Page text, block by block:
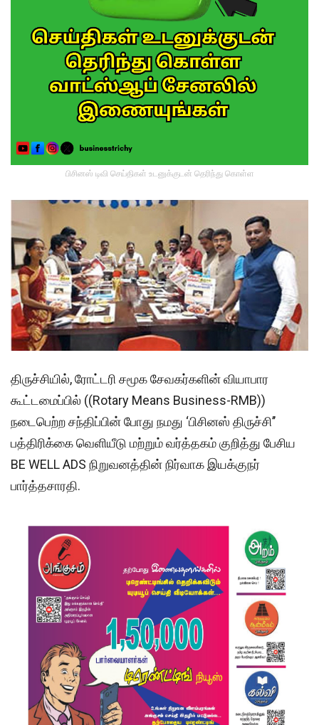
பிசினஸ் டிவி செய்திகள் உடனுக்குடன் தெரிந்து கொள்ள
திருச்சியில், ரோட்டரி சமூக சேவகர்களின் வியாபார
கூட்டமைப்பில் ((Rotary Means Business-RMB))
நடைபெற்ற சந்திப்பின் போது நமது ‘பிசினஸ் திருச்சி’’
பத்திரிக்கை வெளியீடு மற்றும் வர்த்தகம் குறித்து பேசிய
BE WELL ADS நிறுவனத்தின் நிர்வாக இயக்குநர்
பார்த்தசாரதி.